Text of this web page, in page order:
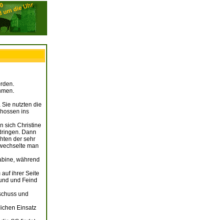
nutzten die
ins
sich Christine
Dann
der sehr
man
während
ihrer Seite
und Feind
und
Einsatz